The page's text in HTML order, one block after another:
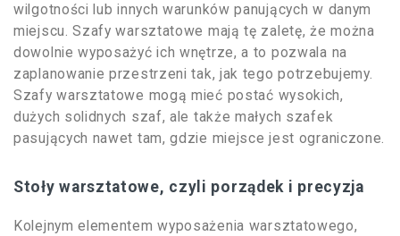
wilgotności lub innych warunków panujących w danym
miejscu. Szafy warsztatowe mają tę zaletę, że można
dowolnie wyposażyć ich wnętrze, a to pozwala na
zaplanowanie przestrzeni tak, jak tego potrzebujemy.
Szafy warsztatowe mogą mieć postać wysokich,
dużych solidnych szaf, ale także małych szafek
pasujących nawet tam, gdzie miejsce jest ograniczone.
Stoły warsztatowe, czyli porządek i precyzja
Kolejnym elementem wyposażenia warsztatowego,